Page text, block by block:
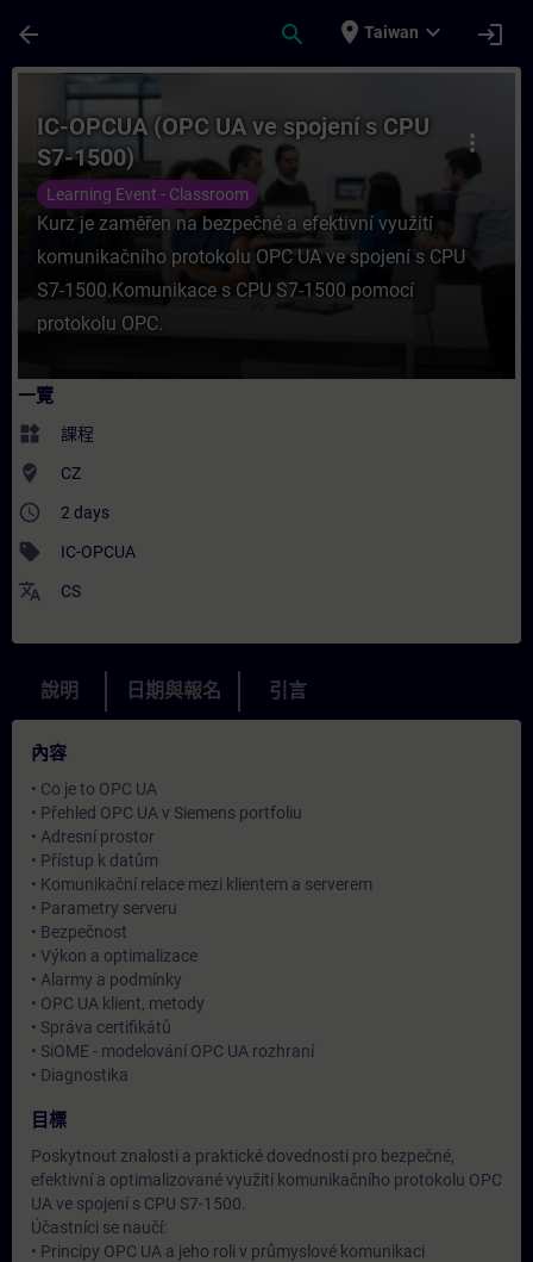
arrow_back search place Taiwan expand_more login
課程 - IC-OPCUA (OPC UA ve spojení s
more_vert
IC-OPCUA (OPC UA ve spojení s CPU
S7-1500)
Learning Event - Classroom
Kurz je zaměřen na bezpečné a efektivní využití
komunikačního protokolu OPC UA ve spojení s CPU
S7-1500.Komunikace s CPU S7-1500 pomocí
protokolu OPC.
一覽
widgets 課程
where_to_vote CZ
access_time 2 days
sell IC-OPCUA
translate CS
說明 日期與報名 引言
內容
• Co je to OPC UA
• Přehled OPC UA v Siemens portfoliu
• Adresní prostor
• Přístup k datům
• Komunikační relace mezi klientem a serverem
• Parametry serveru
• Bezpečnost
• Výkon a optimalizace
• Alarmy a podmínky
• OPC UA klient, metody
• Správa certifikátů
• SiOME - modelování OPC UA rozhraní
• Diagnostika
目標
Poskytnout znalosti a praktické dovednosti pro bezpečné,
efektivní a optimalizované využití komunikačního protokolu OPC
UA ve spojení s CPU S7-1500.
Účastníci se naučí:
• Principy OPC UA a jeho roli v průmyslové komunikaci